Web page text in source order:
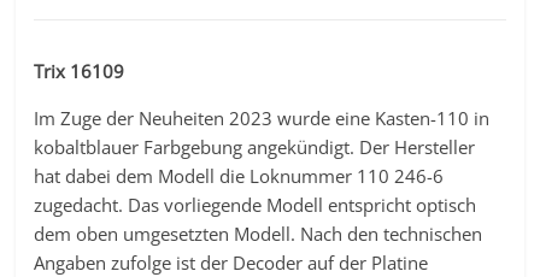
Trix 16109
Im Zuge der Neuheiten 2023 wurde eine Kasten-110 in
kobaltblauer Farbgebung angekündigt. Der Hersteller
hat dabei dem Modell die Loknummer 110 246-6
zugedacht. Das vorliegende Modell entspricht optisch
dem oben umgesetzten Modell. Nach den technischen
Angaben zufolge ist der Decoder auf der Platine